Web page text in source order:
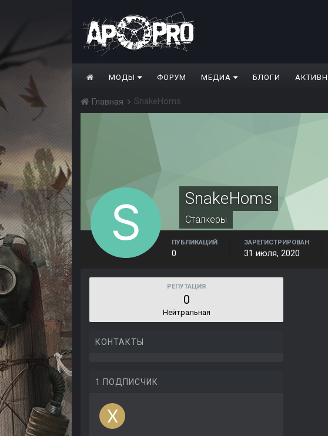
МОДЫ ФОРУМ МЕДИА БЛОГИ
Главная SnakeHoms
SnakeHoms
Сталкеры
ПУБЛИКАЦИЙ
0
ЗАРЕГИСТРИРОВАН
31 июля, 2020
РЕПУТАЦИЯ
0
Нейтральная
КОНТАКТЫ
1 ПОДПИСЧИК